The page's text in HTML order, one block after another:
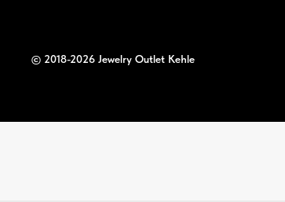
© 2018-2026 Jewelry Outlet Kehle